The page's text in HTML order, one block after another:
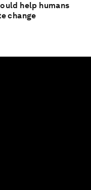
help humans
change